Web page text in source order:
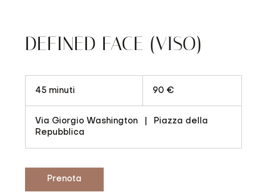
DEFINED FACE (VISO)
45 minuti
i
n
u
euro
90 €
Via Giorgio Washington
Piazza della
Repubblica
Prenota